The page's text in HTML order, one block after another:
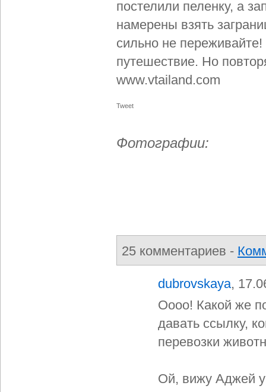
постелили пеленку, а
намерены взять
сильно не
путешествие. Но
www.vtailand.com
Tweet
Фотографии:
25 комментариев -
dubrovskaya,
Оооо! Какой же
давать ссылку,
перевозки
Ой, вижу Аджей у